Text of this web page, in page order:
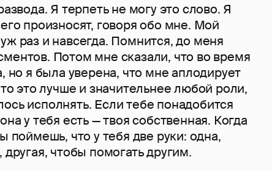
Я терпеть не могу это слово. Я
произносят, говоря обо мне. Мой
раз и навсегда. Помнится, до меня
Потом мне сказали, что во время
но я была уве­рена, что мне аплодирует
это лучше и значительнее любой роли,
испол­нять. Если тебе понадобится
у тебя есть — твоя собственная. Когда
поймешь, что у тебя две руки: одна,
чтобы помогать другим.